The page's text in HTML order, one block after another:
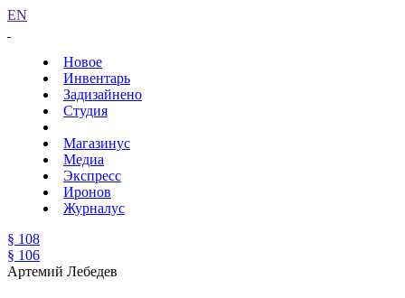
EN
Новое
Инвентарь
Задизайнено
Студия
Магазинус
Медиа
Экспресс
Иронов
Журналус
§ 108
§ 106
Артемий Лебедев